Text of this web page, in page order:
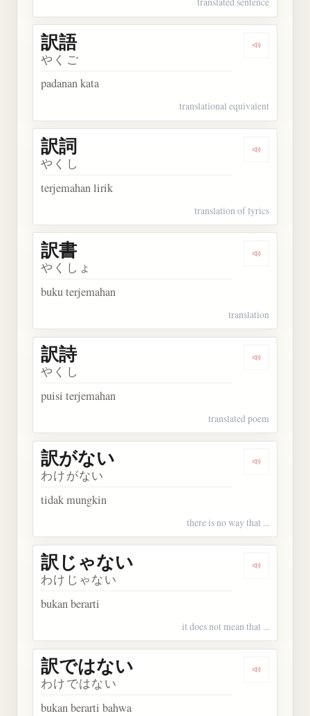
Dengarkan
訳語
やくご
padanan kata
translational equivalent
Dengarkan
訳詞
やくし
terjemahan lirik
translation of lyrics
Dengarkan
訳書
やくしょ
buku terjemahan
translation
Dengarkan
訳詩
やくし
puisi terjemahan
translated poem
Dengarkan
訳がない
わけがない
tidak mungkin
there is no way that ...
Dengarkan
訳じゃない
わけじゃない
bukan berarti
it does not mean that ...
Dengarkan
訳ではない
わけではない
bukan berarti bahwa